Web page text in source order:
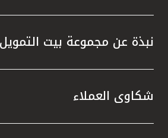
نبذة عن مجموعة بيت
شكاوى العملاء